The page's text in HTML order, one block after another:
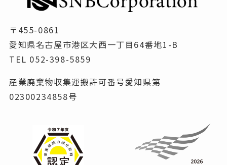
ハウスクリーニングの施工事例
会社概要
会社案内
経営理念
代表者挨拶
〒455-0861
愛知県名古屋市港区大西一丁目64番地1-B
TEL 052-398-5859
産業廃棄物収集運搬許可番号愛知県第
02300234858号